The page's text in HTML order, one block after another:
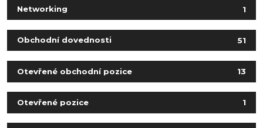
Networking 1
Obchodní dovednosti 51
Otevřené obchodní pozice 13
Otevřené pozice 1